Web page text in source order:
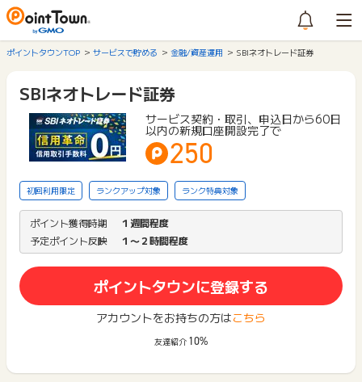
ポイントタウンTOP サービスで貯める 金融/資産運用 SBIネオトレード証券
SBIネオトレード証券
サービス契約・取引、申込日から60日
以内の新規口座開設完了で
250
初回利用限定 ランクアップ対象 ランク特典対象
ポイント獲得時期
１週間程度
予定ポイント反映
１〜２時間程度
ポイントタウンに登録する
アカウントをお持ちの方はこちら
友達紹介 10%